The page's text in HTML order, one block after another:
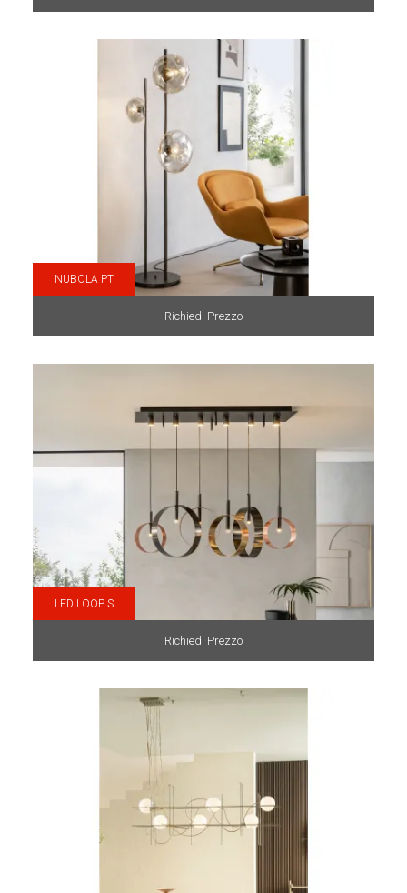
NUBOLA PT
Richiedi Prezzo
LED LOOP S
Richiedi Prezzo